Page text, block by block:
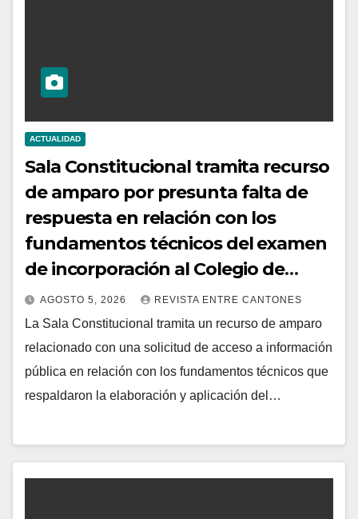
ACTUALIDAD
Sala Constitucional tramita recurso
de amparo por presunta falta de
respuesta en relación con los
fundamentos técnicos del examen
de incorporación al Colegio de
Abogados
AGOSTO 5, 2026 REVISTA ENTRE CANTONES
La Sala Constitucional tramita un recurso de amparo
relacionado con una solicitud de acceso a información
pública en relación con los fundamentos técnicos que
respaldaron la elaboración y aplicación del…